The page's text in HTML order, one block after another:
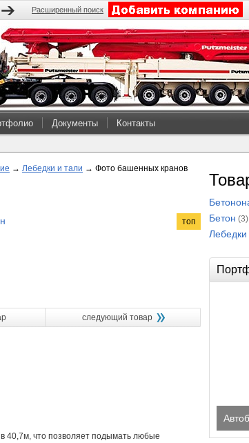
Расширенный поиск
Документы Контакты
→ Лебедки и тали → Фото башенных кранов
топ
следующий товар
40,7м, что позволяет подымать любые
Бетон (3)
Лебедки